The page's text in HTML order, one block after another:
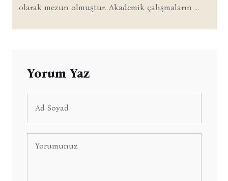
olarak mezun olmuştur. Akademik çalışmaların ...
Yorum Yaz